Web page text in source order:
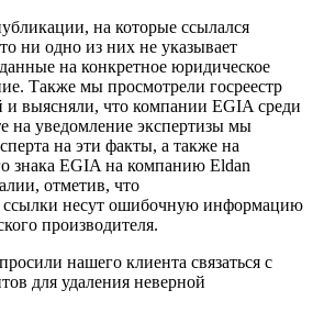
на которые ссылался
ни одно из них не указывает
на конкретное юридическое
Также мы просмотрели госреестр
и выясняли, что компании EGIA среди
на уведомление экспертизы мы
на эти факты, а также на
знака EGIA на компанию Eldan
отметив, что
ссылки несут ошибочную информацию
производителя.
нашего клиента связаться с
для удаления неверной